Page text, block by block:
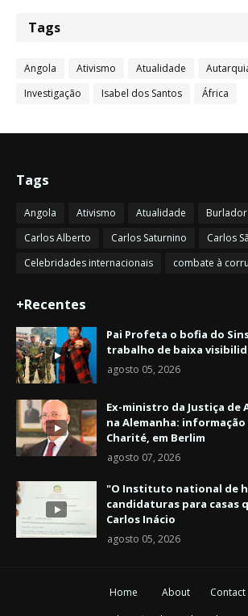
Tags
Angola Ativismo Atualidade
Investigação
Isabel dos Santos África
Tags
Angola Ativismo Atualidade
Carlos Alberto
Carlos Saturnino
Carlos
Celebridades internacionais
combate à
+Recentes
Pai Profeta o bofia do
trabalho de baixa
agosto 05, 2026
Ex-ministro da Justiça de
na Alemanha:
Charité, em Berlim
agosto 07, 2026
"O Instituto national de
candidaturas para casas
Carlos Inácio
agosto 05, 2026
Home About
Contact